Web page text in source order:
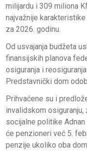
milijardu i 309 miliona
najvažnije
za 2026. godinu.
Od usvajanja budžeta
finansijskih planova
osiguranja i
Predstavnički dom
Prihvaćene su i
invalidskom
socijalne politike
će penzioneri već 5.
penzije ukoliko oba